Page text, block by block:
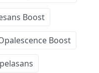
Boost
Boost